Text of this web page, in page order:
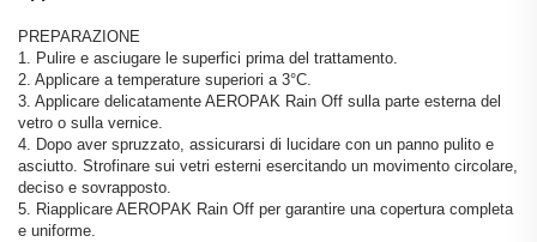
PREPARAZIONE
1. Pulire e asciugare le superfici prima del trattamento.
2. Applicare a temperature superiori a 3°C.
3. Applicare delicatamente AEROPAK Rain Off sulla parte esterna del
vetro o sulla vernice.
4. Dopo aver spruzzato, assicurarsi di lucidare con un panno pulito e
asciutto. Strofinare sui vetri esterni esercitando un movimento circolare,
deciso e sovrapposto.
5. Riapplicare AEROPAK Rain Off per garantire una copertura completa
e uniforme.